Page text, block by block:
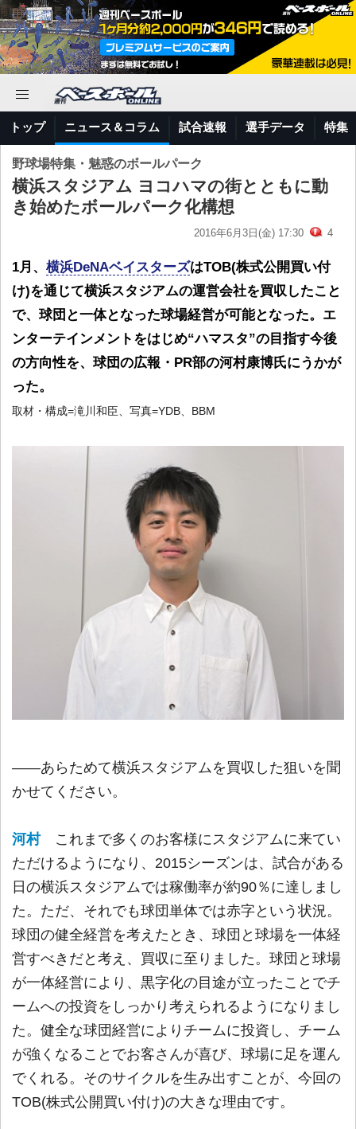
トップ ニュース＆コラム 試合速報 選手データ 特集
野球場特集・魅惑のボールパーク
横浜スタジアム ヨコハマの街とともに動
き始めたボールパーク化構想
2016年6月3日(金) 17:30 4
1月、 横浜DeNAベイスターズはTOB(株式公開買い付
け)を通じて横浜スタジアムの運営会社を買収したこと
で、球団と一体となった球場経営が可能となった。エ
ンターテインメントをはじめ“ハマスタ”の目指す今後
の方向性を、球団の広報・PR部の河村康博氏にうかが
った。
取材・構成=滝川和臣、写真=YDB、BBM
――あらためて横浜スタジアムを買収した狙いを聞
かせてください。
河村 これまで多くのお客様にスタジアムに来てい
ただけるようになり、2015シーズンは、試合がある
日の横浜スタジアムでは稼働率が約90％に達しまし
た。ただ、それでも球団単体では赤字という状況。
球団の健全経営を考えたとき、球団と球場を一体経
営すべきだと考え、買収に至りました。球団と球場
が一体経営により、黒字化の目途が立ったことでチ
ームへの投資をしっかり考えられるようになりまし
た。健全な球団経営によりチームに投資し、チーム
が強くなることでお客さんが喜び、球場に足を運ん
でくれる。そのサイクルを生み出すことが、今回の
TOB(株式公開買い付け)の大きな理由です。